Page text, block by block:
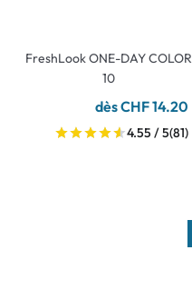
FreshLook ONE-DAY COLOR
10
dès CHF 14.20
4.55 / 5(81)